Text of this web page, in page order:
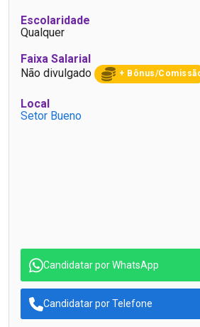
Escolaridade
Qualquer
Faixa Salarial
Não divulgado
+ Bônus/
Local
Setor Bueno
Candidatar por WhatsApp
Candidatar por Telefone